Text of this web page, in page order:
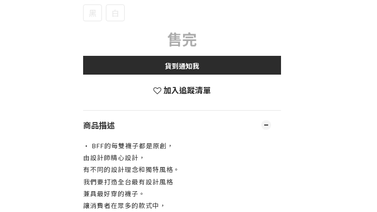
黑 白
售完
貨到通知我
加入追蹤清單
商品描述
• BFF的每雙襪子都是原創，
由設計師精心設計，
有不同的設計理念和獨特風格。
我們要打造全台最有設計風格
兼具最好穿的襪子。
讓消費者在眾多的款式中，